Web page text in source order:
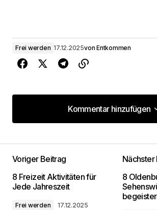
Frei werden 17.12.2025von Entkommen
Kommentar hinzufügen
Kommentar hinzufügen
Deine E-Mail-Adresse wird nicht
veröffentlicht. Erforderliche
markiert
Voriger Beitrag
8 Freizeit Aktivitäten für
Jede Jahreszeit
Frei werden 17.12.2025
Nächster
8